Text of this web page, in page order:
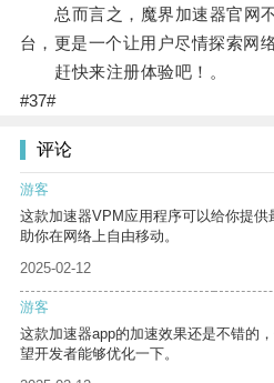
总而言之，魔界加速器官网不
台，更是一个让用户尽情探索网
赶快来注册体验吧！。
#37#
评论
游客
这款加速器VPM应用程序可以给你提
助你在网络上自由移动。
2025-02-12
游客
这款加速器app的加速效果还是不错的
望开发者能够优化一下。